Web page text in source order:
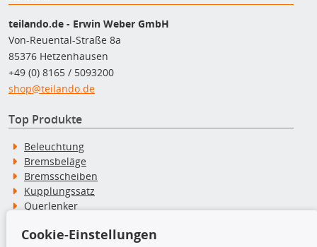
teilando.de - Erwin Weber GmbH
Von-Reuental-Straße 8a
85376 Hetzenhausen
+49 (0) 8165 / 5093200
shop@teilando.de
Top Produkte
Beleuchtung
Bremsbeläge
Bremsscheiben
Kupplungssatz
Querlenker
Stoßdämpfer
Cookie-Einstellungen